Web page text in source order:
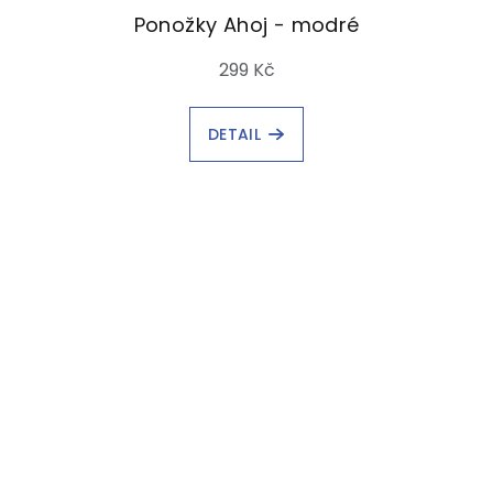
Ponožky Ahoj - modré
299 Kč
DETAIL